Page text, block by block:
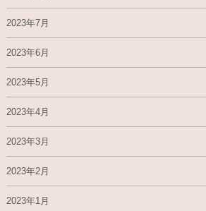
2023年7月
2023年6月
2023年5月
2023年4月
2023年3月
2023年2月
2023年1月